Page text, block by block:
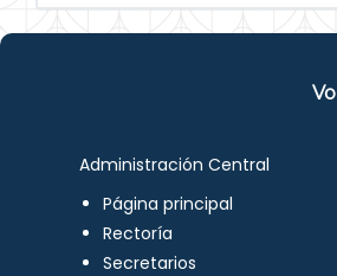
Administración Central
Página principal
Rectoría
Secretarios